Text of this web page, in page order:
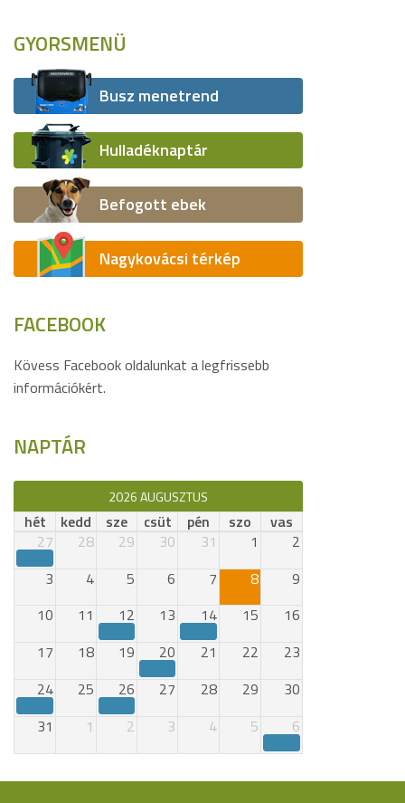
GYORSMENÜ
Busz menetrend
Hulladéknaptár
Befogott ebek
Nagykovácsi térkép
FACEBOOK
Kövess Facebook oldalunkat a legfrissebb
információkért.
NAPTÁR
2026 AUGUSZTUS
hét kedd sze csüt pén szo
vas
27
28 29 30 31 1
2
3
4 5 6 7 8
9
10
11 12 13 14 15
16
17
18 19 20 21 22
23
24
25 26 27 28 29
30
31
1 2 3 4 5 6